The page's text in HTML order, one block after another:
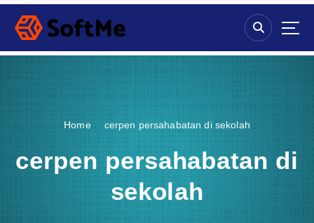
S
p
Home cerpen persahabatan di sekolah
cerpen persahabatan di
sekolah